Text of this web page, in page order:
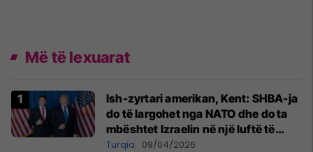
Më të lexuarat
Ish-zyrtari amerikan, Kent: SHBA-ja
do të largohet nga NATO dhe do ta
mbështet Izraelin në një luftë të
mundshme me Turqinë në Siri
Turqia 09/04/2026